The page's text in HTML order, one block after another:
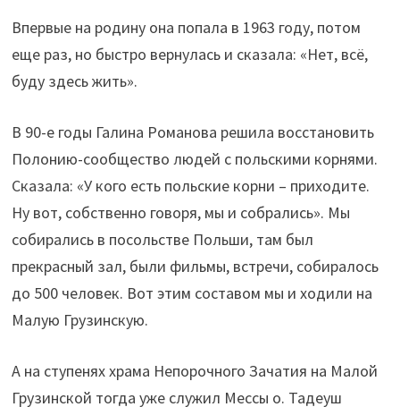
Впервые на родину она попала в 1963 году, потом
еще раз, но быстро вернулась и сказала: «Нет, всё,
буду здесь жить».
В 90-е годы Галина Романова решила восстановить
Полонию-сообщество людей с польскими корнями.
Сказала: «У кого есть польские корни – приходите.
Ну вот, собственно говоря, мы и собрались». Мы
собирались в посольстве Польши, там был
прекрасный зал, были фильмы, встречи, собиралось
до 500 человек. Вот этим составом мы и ходили на
Малую Грузинскую.
А на ступенях храма Непорочного Зачатия на Малой
Грузинской тогда уже служил Мессы о. Тадеуш